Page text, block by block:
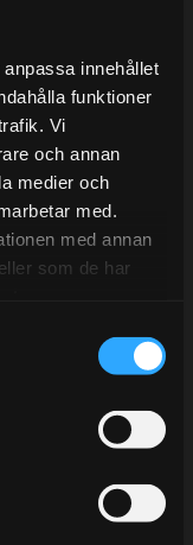
innehållet
funktioner
Vi
och annan
medier och
med.
med annan
som de har